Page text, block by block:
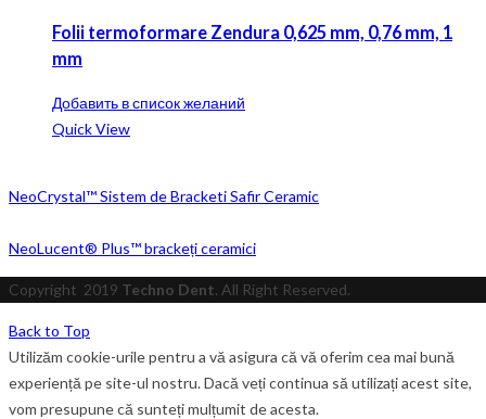
Folii termoformare Zendura 0,625 mm, 0,76 mm, 1
mm
Добавить в список желаний
Quick View
NeoCrystal™ Sistem de Bracketi Safir Ceramic
NeoLucent® Plus™ brackeți ceramici
Copyright 2019 Techno Dent. All Right Reserved.
Back to Top
Utilizăm cookie-urile pentru a vă asigura că vă oferim cea mai bună
experiență pe site-ul nostru. Dacă veți continua să utilizați acest site,
vom presupune că sunteți mulțumit de acesta.